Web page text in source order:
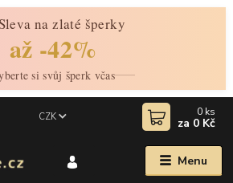
na zlaté šperky
až -42%
si svůj šperk včas
Menu
CZK 0 ks
za 0 Kč